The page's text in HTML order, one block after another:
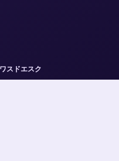
スドエスク